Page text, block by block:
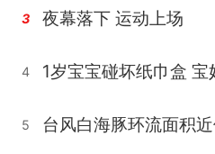
3 夜幕落下 运动上场
4
5